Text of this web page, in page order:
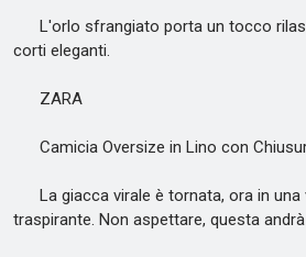
L'orlo sfrangiato porta un tocco
corti eleganti.
ZARA
Camicia Oversize in Lino con
La giacca virale è tornata, ora in una
traspirante. Non aspettare, questa